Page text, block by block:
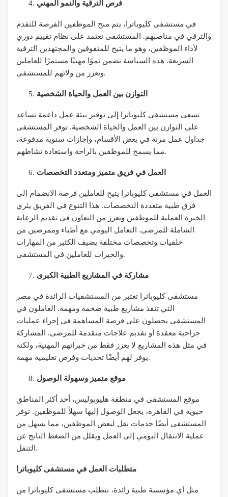
فرص الترقية والنمو المهني
في مستشفى كليوباترا، يتم منح الموظفين الفرصة للتقدم
والترقي في مناصبهم. المستشفى تعتمد على نظام تقييم دوري
لأداء الموظفين، وهو ما يتيح للمتفوقين والمجتهدين الترقية
السريعة. هذه السياسة تضمن نموًا مهنيًا مستمرًا للعاملين
وتعزز من ولائهم للمستشفى.
التوازن بين العمل والحياة الشخصية
تسعى مستشفى كليوباترا إلى توفير بيئة عمل داعمة تساعد
على التوازن بين العمل والحياة الشخصية. توفر المستشفى
جداول عمل مرنة في بعض الأقسام، وإجازات سنوية مدفوعة،
مما يسمح للموظفين بالراحة واستعادة نشاطهم.
العمل في فريق متميز ومتعدد التخصصات
العمل في مستشفى كليوباترا يتيح للعاملين فرصة الانضمام إلى
فرق طبية متعددة التخصصات. هذا التنوع في الفريق يثري
الخبرة العملية للموظفين ويعزز من التعاون في تقديم الرعاية
الشاملة للمرضى. التعامل اليومي مع أطباء وممرضين من
خلفيات وتخصصات مختلفة يضيف الكثير من المهارات
والخبرات للعاملين في المستشفى.
مشاركة في المشاريع الطبية الكبرى
مستشفى كليوباترا تعتبر من المستشفيات الرائدة في مصر
التي تنفذ مشاريع طبية ضخمة ومهمة. العاملون في
المستشفى يحصلون على فرصة المساهمة في إجراء عمليات
جراحية معقدة أو تقديم علاجات متقدمة للمرضى. المشاركة
في مثل هذه المشاريع لا يعزز فقط من خبراتهم المهنية، ولكنه
يوفر لهم أيضًا تحديات وفرص تعليمية مهمة.
موقع متميز وسهولة الوصول
موقع المستشفى في منطقة هليوبوليس، أحد أكثر المناطق
حيوية في القاهرة، يجعل الوصول إليها سهلاً للموظفين. توفر
المستشفى أيضًا خدمات نقل لبعض الموظفين، مما يسهل من
عملية الانتقال اليومي إلى العمل ويقلل من الضغط الناتج عن
التنقل.
متطلبات العمل في مستشفى كليوباترا
مثل أي مؤسسة طبية رائدة، تتطلب مستشفى كليوباترا من